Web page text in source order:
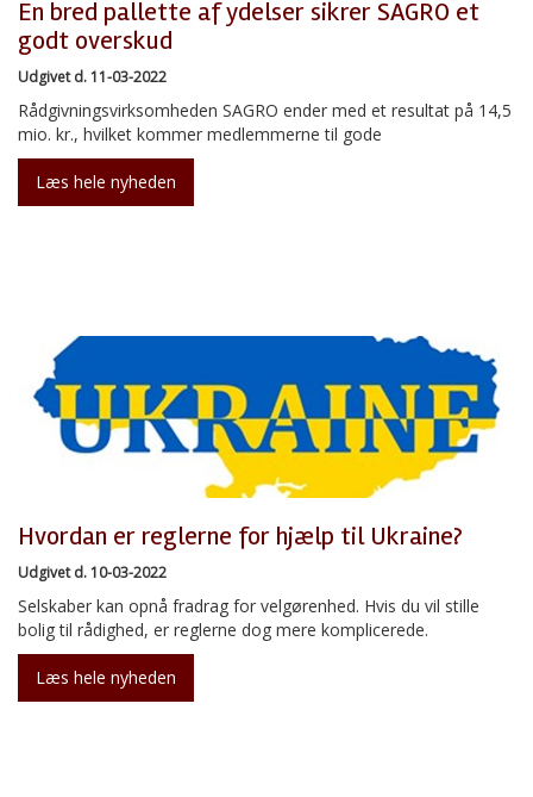
En bred pallette af ydelser sikrer SAGRO et
godt overskud
Udgivet d. 11-03-2022
Rådgivningsvirksomheden SAGRO ender med et resultat på 14,5
mio. kr., hvilket kommer medlemmerne til gode
Læs hele nyheden
Hvordan er reglerne for hjælp til Ukraine?
Udgivet d. 10-03-2022
Selskaber kan opnå fradrag for velgørenhed. Hvis du vil stille
bolig til rådighed, er reglerne dog mere komplicerede.
Læs hele nyheden